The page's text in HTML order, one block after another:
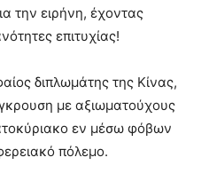
την ειρήνη, έχοντας
επιτυχίας!
διπλωμάτης της Κίνας,
με αξιωματούχους
εν μέσω φόβων
πόλεμο.